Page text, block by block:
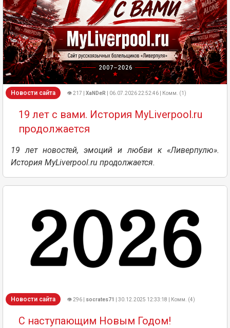
Новости сайта 👁 217 | XaNDeR | 06.07.2026 22:52:46 | Комм. (1)
19 лет с вами. История MyLiverpool.ru
продолжается
19 лет новостей, эмоций и любви к «Ливерпулю».
История MyLiverpool.ru продолжается.
Новости сайта 👁 296 | socrates71 | 30.12.2025 12:33:18 | Комм. (4)
С наступающим Новым Годом!